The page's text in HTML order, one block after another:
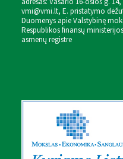
vmi@vmi.lt, E. pristatymo
Duomenys apie Valstybinę
Respublikos finansų
asmenų registre